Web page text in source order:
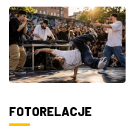
FOTORELACJE